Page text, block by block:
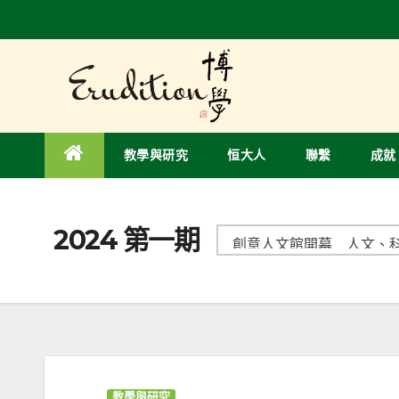
教學與研究 恒大人 聯繫 成就
2024 第一期